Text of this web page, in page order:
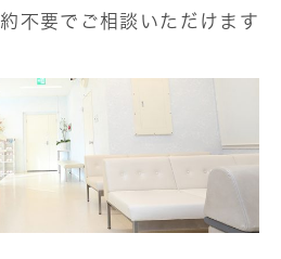
約不要でご相談いただけます